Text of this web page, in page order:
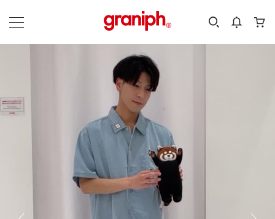
カテゴリーから探す
MEN KIDS